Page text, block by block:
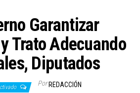
Garantizar
Trato Adecuando
Diputados
Por REDACCIÓN